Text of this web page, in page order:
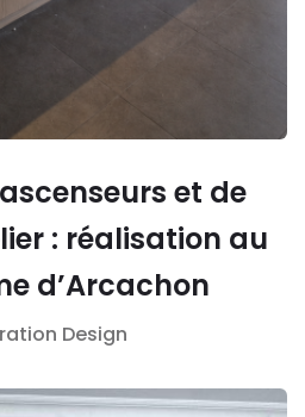
et de
: réalisation au
d’Arcachon
Design